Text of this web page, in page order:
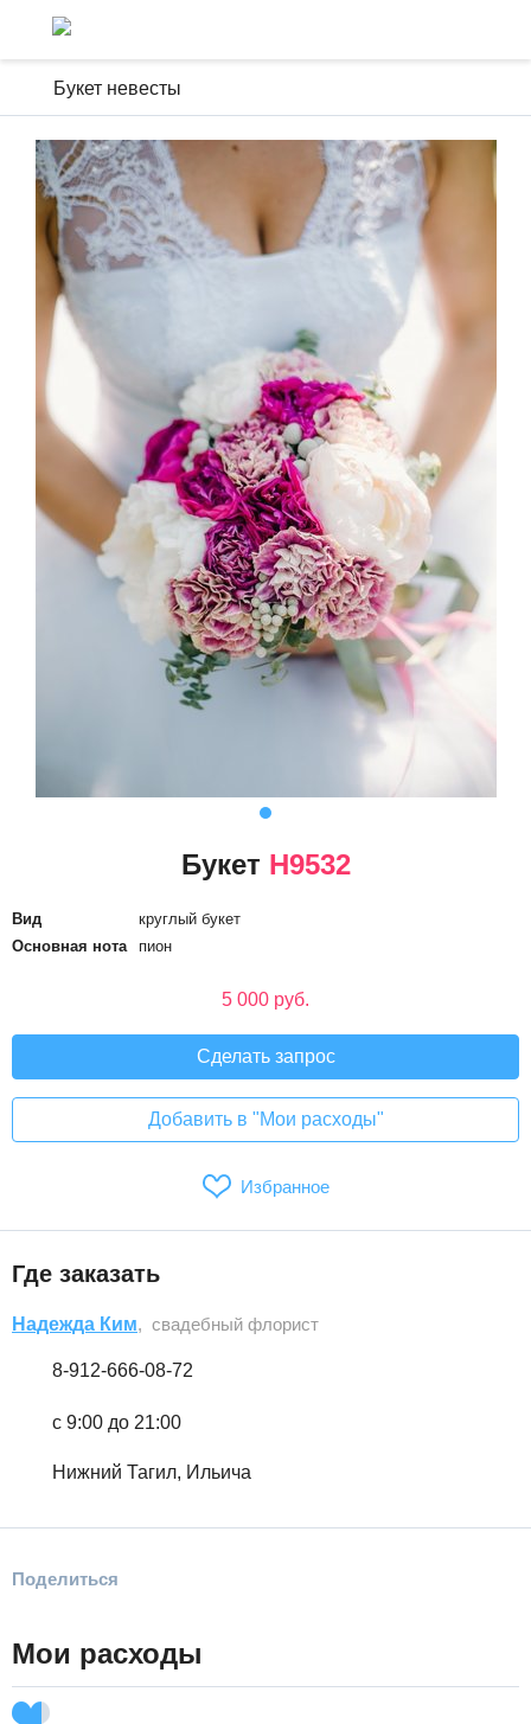
Букет невесты
Букет Н9532
Вид
круглый букет
Основная нота
пион
5 000 руб.
Сделать запрос
Добавить в "Мои расходы"
Избранное
Где заказать
Надежда Ким, свадебный флорист
8-912-666-08-72
с 9:00 до 21:00
Нижний Тагил, Ильича
Поделиться
Мои расходы